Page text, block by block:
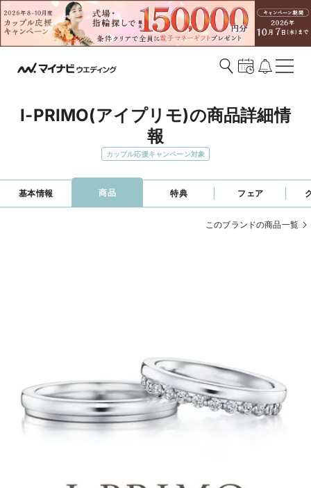
I-PRIMO(アイプリモ)の商品詳細情
報
カップル応援キャンペーン対象
基本情報 商品 特典 フェア
このブランドの商品一覧